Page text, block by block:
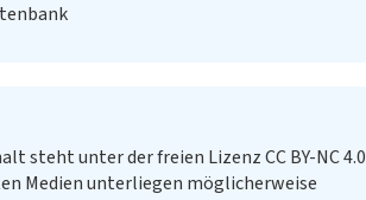
steht unter der freien Lizenz CC BY-NC 4.0
Medien unterliegen möglicherweise